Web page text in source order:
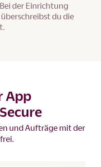
der Einrichtung
du die
App
und Aufträge mit der